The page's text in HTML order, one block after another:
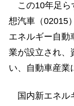
この10年足ら
想汽車（02015
エネルギー自動
業が設立され、
い、自動車産業
国内新エネル